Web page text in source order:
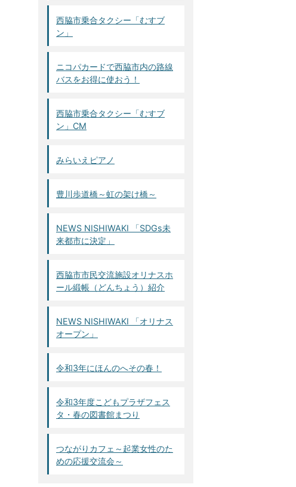
西脇市乗合タクシー「むすブ
ン」
ニコパカードで西脇市内の路線
バスをお得に使おう！
西脇市乗合タクシー「むすブ
ン」CM
みらいえピアノ
豊川歩道橋～虹の架け橋～
NEWS NISHIWAKI 「SDGs未
来都市に決定」
西脇市市民交流施設オリナスホ
ール緞帳（どんちょう）紹介
NEWS NISHIWAKI 「オリナス
オープン」
令和3年にほんのへその春！
令和3年度こどもプラザフェス
タ・春の図書館まつり
つながりカフェ～起業女性のた
めの応援交流会～